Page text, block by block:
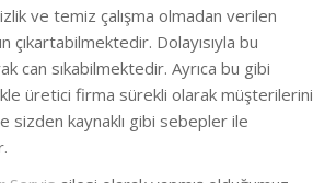
ve temiz çalışma olmadan verilen
Dolayısıyla bu
can sıkabilmektedir. Ayrıca bu gibi
üretici firma sürekli olarak müşterilerini
sizden kaynaklı gibi sebepler ile